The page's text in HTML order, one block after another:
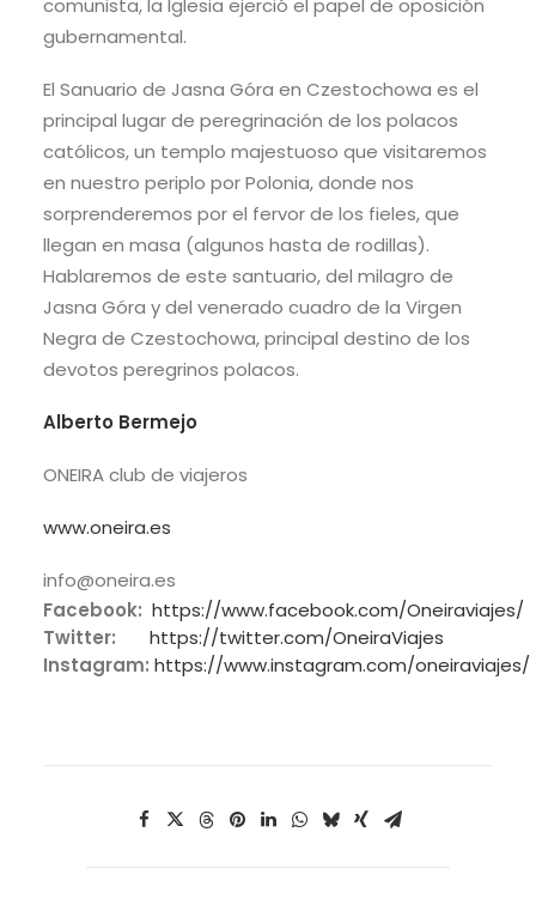
comunista, la Iglesia ejerció el papel de oposición
gubernamental.
El Sanuario de Jasna Góra en Czestochowa es el
principal lugar de peregrinación de los polacos
católicos, un templo majestuoso que visitaremos
en nuestro periplo por Polonia, donde nos
sorprenderemos por el fervor de los fieles, que
llegan en masa (algunos hasta de rodillas).
Hablaremos de este santuario, del milagro de
Jasna Góra y del venerado cuadro de la Virgen
Negra de Czestochowa, principal destino de los
devotos peregrinos polacos.
Alberto Bermejo
ONEIRA club de viajeros
www.oneira.es
info@oneira.es
Facebook: https://www.facebook.com/Oneiraviajes/
Twitter: https://twitter.com/OneiraViajes
Instagram: https://www.instagram.com/oneiraviajes/